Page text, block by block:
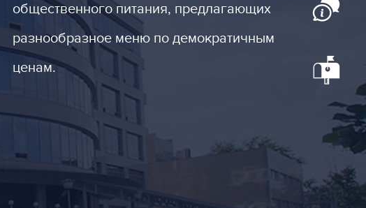
общественного питания, предлагающих
разнообразное меню по демократичным
ценам.